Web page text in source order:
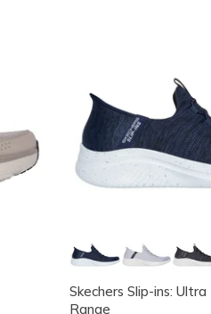
Skechers Slip-ins:
Range